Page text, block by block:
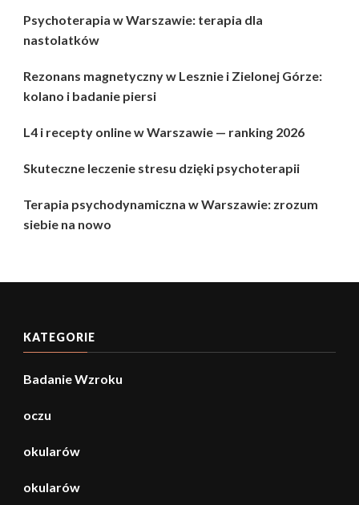
Psychoterapia w Warszawie: terapia dla
nastolatków
Rezonans magnetyczny w Lesznie i Zielonej Górze:
kolano i badanie piersi
L4 i recepty online w Warszawie — ranking 2026
Skuteczne leczenie stresu dzięki psychoterapii
Terapia psychodynamiczna w Warszawie: zrozum
siebie na nowo
KATEGORIE
Badanie Wzroku
oczu
okularów
okularów